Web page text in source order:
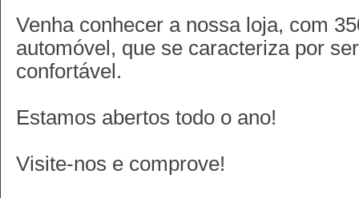
​Venha conhecer a nossa loja, com
automóvel, que se caracteriza por
confortável.
Estamos abertos todo o ano!
Visite-nos e comprove!